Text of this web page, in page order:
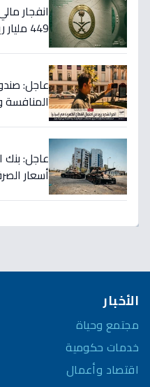
انفجار
عاجل:
عاجل: بنك
أسعار
الأخبار
مجتمع وحياة
خدمات حكومية
اقتصاد وأعمال